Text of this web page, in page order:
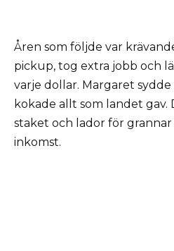
Åren som följde var
pickup, tog extra jobb och
varje dollar. Margaret
kokade allt som landet gav.
staket och lador för
inkomst.